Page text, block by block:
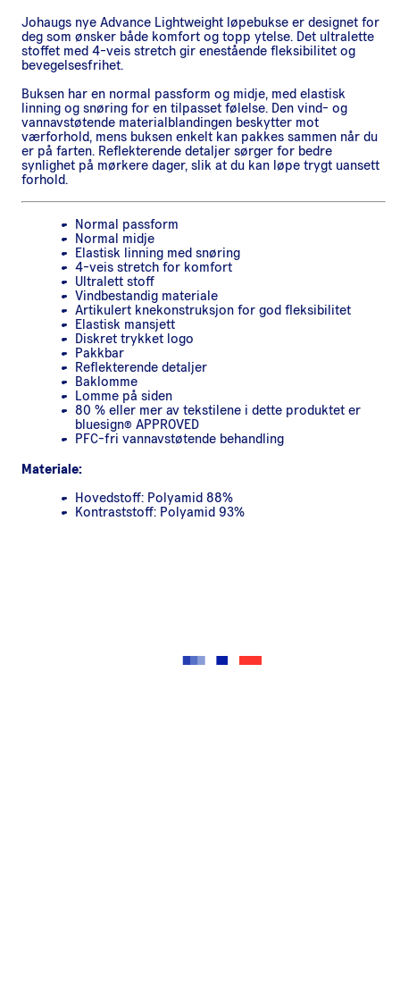
Johaugs nye Advance Lightweight løpebukse er designet for
deg som ønsker både komfort og topp ytelse. Det ultralette
stoffet med 4-veis stretch gir enestående fleksibilitet og
bevegelsesfrihet.
Buksen har en normal passform og midje, med elastisk
linning og snøring for en tilpasset følelse. Den vind- og
vannavstøtende materialblandingen beskytter mot
værforhold, mens buksen enkelt kan pakkes sammen når du
er på farten. Reflekterende detaljer sørger for bedre
synlighet på mørkere dager, slik at du kan løpe trygt uansett
forhold.
Normal passform
Normal midje
Elastisk linning med snøring
4-veis stretch for komfort
Ultralett stoff
Vindbestandig materiale
Artikulert knekonstruksjon for god fleksibilitet
Elastisk mansjett
Diskret trykket logo
Pakkbar
Reflekterende detaljer
Baklomme
Lomme på siden
80 % eller mer av tekstilene i dette produktet er
bluesign® APPROVED
PFC-fri vannavstøtende behandling
Materiale:
Hovedstoff: Polyamid 88%
Kontraststoff: Polyamid 93%